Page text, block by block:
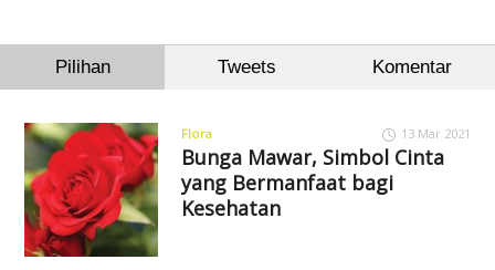
Pilihan Tweets Komentar
Flora 13 Mar 2021
Bunga Mawar, Simbol Cinta
yang Bermanfaat bagi
Kesehatan